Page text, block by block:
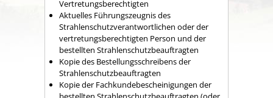
Vertretungsberechtigten
Aktuelles Führungszeugnis des
Strahlenschutzverantwortlichen oder der
vertretungsberechtigten Person und der
bestellten Strahlenschutzbeauftragten
Kopie des Bestellungsschreibens der
Strahlenschutzbeauftragten
Kopie der Fachkundebescheinigungen der